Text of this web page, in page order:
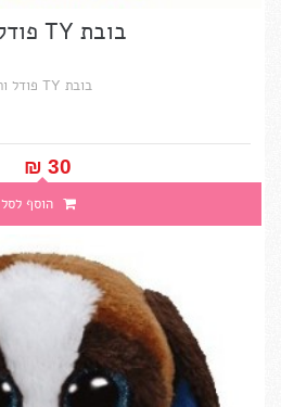
בובת TY פודל ורוד
בובת TY פודל ורוד
30 ₪‎
הוסף לסל